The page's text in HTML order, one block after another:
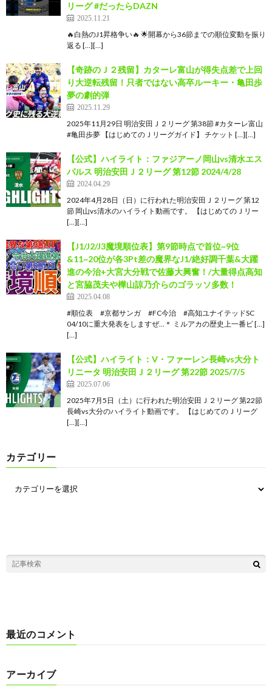
リーグ #だったらDAZN
2025.11.21
🔥白熱のJ1昇格争い🔥 🌟開幕から36節までの順位変動を振り
返る […][…]
【奇跡のＪ２残留】カターレ富山が得失点差で上回
り大逆転残留！只者ではない高卒ルーキー・亀田歩
夢の劇的弾
2025.11.29
2025年11月29日 明治安田Ｊ２リーグ 第38節 #カターレ富山
#亀田歩夢 【はじめてのＪリーグガイド】 チケット […][…]
【公式】ハイライト：ファジアーノ岡山vs清水エス
パルス 明治安田Ｊ２リーグ 第12節 2024/4/28
2024.04.29
2024年4月28日（日）に行われた明治安田Ｊ２リーグ 第12
節 岡山vs清水のハイライト動画です。 【はじめてのＪリー
[…][…]
【J1/J2/J3魔境順位表】第9節時点で首位~9位
&11~20位が各3Pt差の魔界なJ1/絶好調千葉&大躍
進の今治+大宮大分戦で佐藤大興奮！/大量得点高知
と宮脇茂夫や樺山諒乃介らのゴラッソ多数！
2025.04.08
#順位表 #京都サンガ #FC今治 #高知ユナイテッドSC
04/10に重大発表をしますぜ…＊ ミルアカの歴史上一番ビ […]
[…]
【公式】ハイライト：V・ファーレン長崎vs大分ト
リニータ 明治安田Ｊ２リーグ 第22節 2025/7/5
2025.07.06
2025年7月5日（土）に行われた明治安田Ｊ２リーグ 第22節
長崎vs大分のハイライト動画です。 【はじめてのＪリーグ
[…][…]
カテゴリー
最近のコメント
アーカイブ